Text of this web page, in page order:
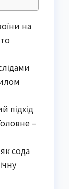
на
підхід
–
сода